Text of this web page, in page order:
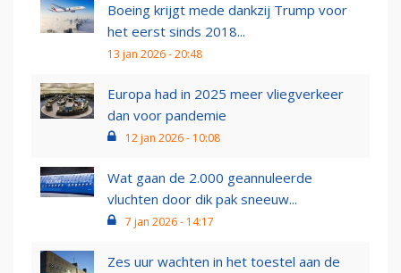
Boeing krijgt mede dankzij Trump voor
het eerst sinds 2018...
13 jan 2026 - 20:48
Europa had in 2025 meer vliegverkeer
dan voor pandemie
12 jan 2026 - 10:08
Wat gaan de 2.000 geannuleerde
vluchten door dik pak sneeuw...
7 jan 2026 - 14:17
Zes uur wachten in het toestel aan de